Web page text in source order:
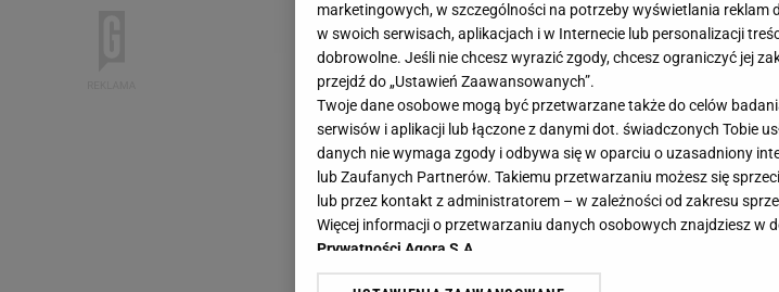
marketingowych, w szczególności na potrzeby wyświetlania
w swoich serwisach, aplikacjach i w Internecie lub personalizacji
dobrowolne. Jeśli nie chcesz wyrazić zgody, chcesz ograniczyć jej
przejdź do „Ustawień Zaawansowanych”.
Twoje dane osobowe mogą być przetwarzane także do celów
serwisów i aplikacji lub łączone z danymi dot. świadczonych Tobie
danych nie wymaga zgody i odbywa się w oparciu o uzasadniony
lub Zaufanych Partnerów. Takiemu przetwarzaniu możesz się
lub przez kontakt z administratorem – w zależności od zakresu
Więcej informacji o przetwarzaniu danych osobowych znajdziesz w
Prywatności Agora S.A.